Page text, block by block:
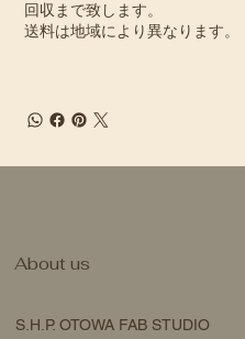
回収まで致します。
送料は地域により異なります。
S.H.P. OTOWA FAB STUDIO
​About us